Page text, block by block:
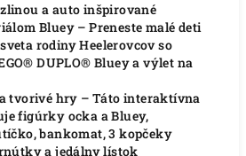
a auto inšpirované
Bluey – Preneste malé deti
rodiny Heelerovcov so
DUPLO® Bluey a výlet na
tvorivé hry – Táto interaktívna
figúrky ocka a Bluey,
bankomat, 3 kopčeky
a jedálny lístok